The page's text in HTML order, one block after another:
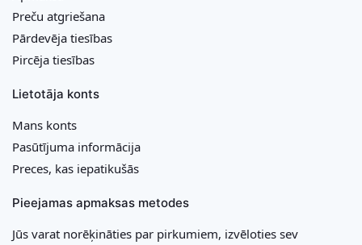
Preču atgriešana
Pārdevēja tiesības
Pircēja tiesības
Lietotāja konts
Mans konts
Pasūtījuma informācija
Preces, kas iepatikušās
Pieejamas apmaksas metodes
Jūs varat norēķināties par pirkumiem, izvēloties sev